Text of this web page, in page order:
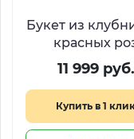
Букет из
красных
«Эликсир
11 999 руб.
Купить в 1